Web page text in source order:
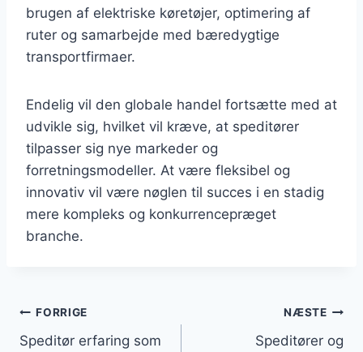
brugen af elektriske køretøjer, optimering af
ruter og samarbejde med bæredygtige
transportfirmaer.
Endelig vil den globale handel fortsætte med at
udvikle sig, hvilket vil kræve, at speditører
tilpasser sig nye markeder og
forretningsmodeller. At være fleksibel og
innovativ vil være nøglen til succes i en stadig
mere kompleks og konkurrencepræget
branche.
Indlægsnavigation
FORRIGE
Speditør erfaring som
NÆSTE
Speditører og